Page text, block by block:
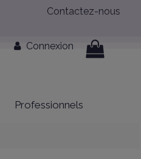
Contactez-nous
Connexion
Professionnels